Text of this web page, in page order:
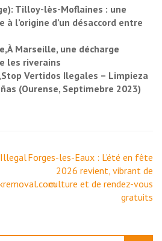
Tilloy-lès-Moflaines : une
à l’origine d’un désaccord entre
Marseille, une décharge
les riverains
Vertidos Ilegales – Limpieza
(Ourense, Septimebre 2023)
Forges-les-Eaux : L’été en fête
2026 revient, vibrant de
culture et de rendez-vous
gratuits